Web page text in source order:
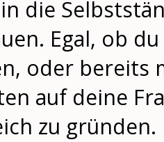
die
Egal, ob
oder bereits
auf deine
zu gründen.